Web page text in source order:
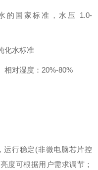
的国家标准，水压
1.0-
化水标准
对湿度：20%-80%
运行稳定(非微电脑芯片控
度可根据用户需求调节；